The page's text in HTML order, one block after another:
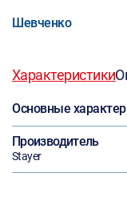
Шевченко
Характеристики
Основные
Производитель
Stayer